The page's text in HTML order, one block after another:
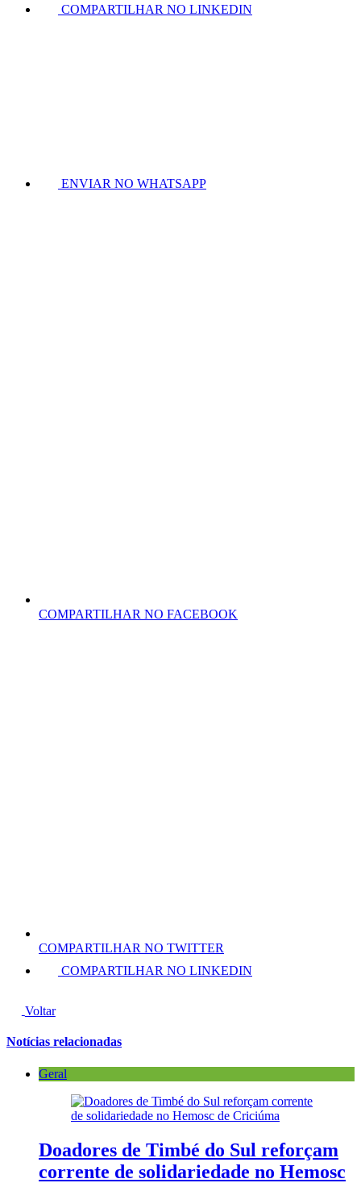
COMPARTILHAR NO LINKEDIN
ENVIAR NO WHATSAPP
COMPARTILHAR NO FACEBOOK
COMPARTILHAR NO TWITTER
COMPARTILHAR NO LINKEDIN
Voltar
Notícias relacionadas
Geral
Doadores de Timbé do Sul reforçam
corrente de solidariedade no Hemosc